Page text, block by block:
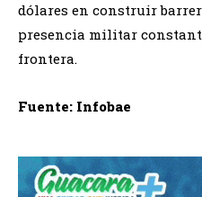
dólares en construir
presencia militar
frontera.
Fuente: Infobae